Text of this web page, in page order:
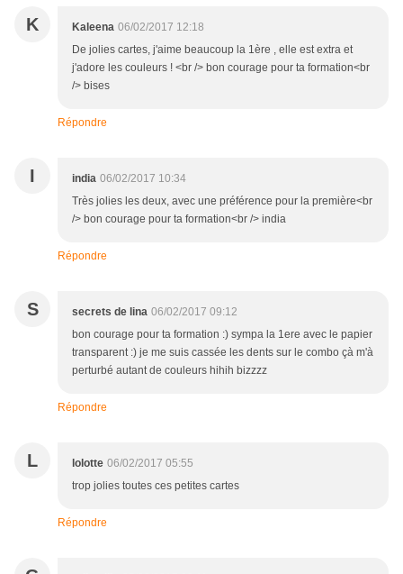
K Kaleena 06/02/2017 12:18
De jolies cartes, j'aime beaucoup la 1ère , elle est extra et
j'adore les couleurs ! <br /> bon courage pour ta formation<br
/> bises
Répondre
I india 06/02/2017 10:34
Très jolies les deux, avec une préférence pour la première<br
/> bon courage pour ta formation<br /> india
Répondre
S secrets de lina 06/02/2017 09:12
bon courage pour ta formation :) sympa la 1ere avec le papier
transparent :) je me suis cassée les dents sur le combo çà m'à
perturbé autant de couleurs hihih bizzzz
Répondre
L lolotte 06/02/2017 05:55
trop jolies toutes ces petites cartes
Répondre